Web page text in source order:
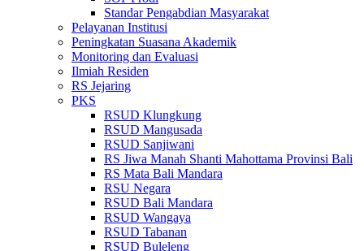
Standar Pengabdian Masyarakat
Pelayanan Institusi
Peningkatan Suasana Akademik
Monitoring dan Evaluasi
Ilmiah Residen
RS Jejaring
PKS
RSUD Klungkung
RSUD Mangusada
RSUD Sanjiwani
RS Jiwa Manah Shanti Mahottama Provinsi Bali
RS Mata Bali Mandara
RSU Negara
RSUD Bali Mandara
RSUD Wangaya
RSUD Tabanan
RSUD Buleleng